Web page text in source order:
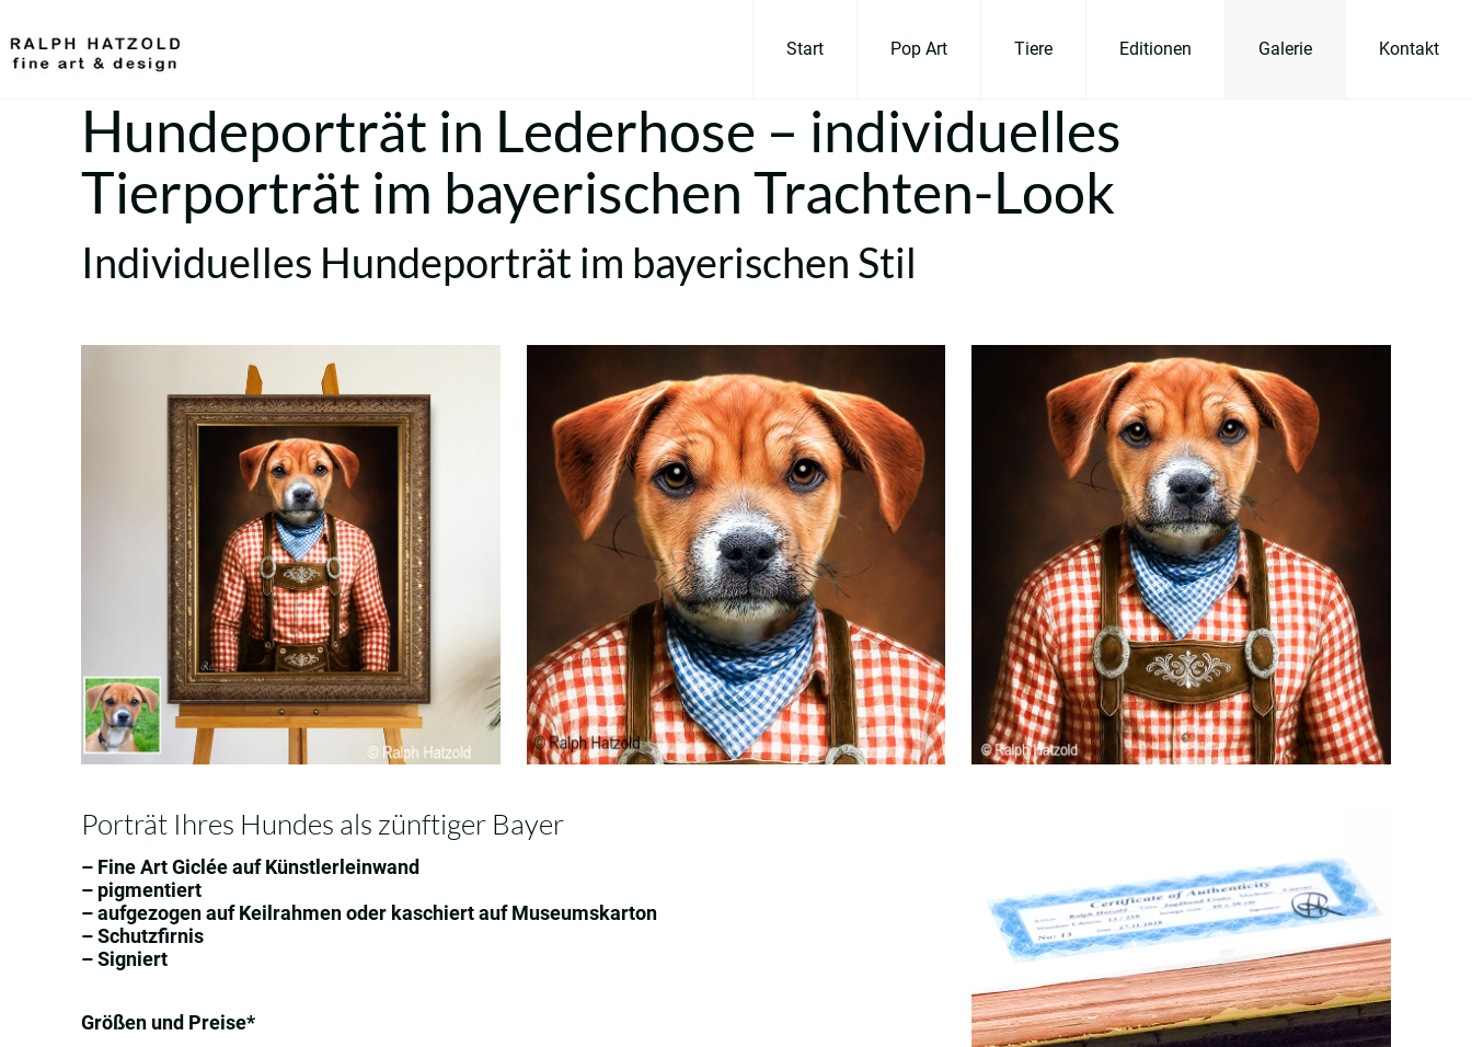
Start Pop Art Tiere Editionen Galerie Kontakt
Hundeporträt in Lederhose – individuelles
Tierporträt im bayerischen Trachten-Look
Individuelles Hundeporträt im bayerischen Stil
Porträt Ihres Hundes als zünftiger Bayer
– Fine Art Giclée auf Künstlerleinwand
– pigmentiert
– aufgezogen auf Keilrahmen oder kaschiert auf Museumskarton
– Schutzfirnis
– Signiert
Größen und Preise*